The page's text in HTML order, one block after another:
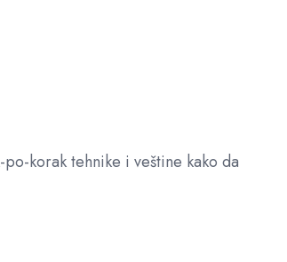
korak tehnike i veštine kako da